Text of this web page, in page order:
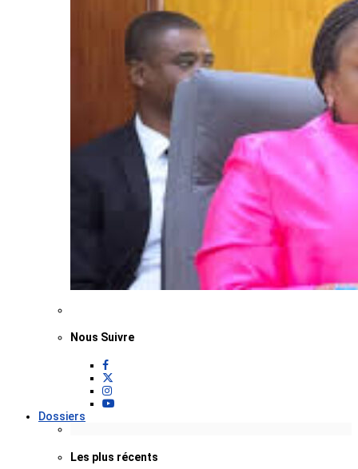
Nous Suivre
Dossiers
Les plus récents